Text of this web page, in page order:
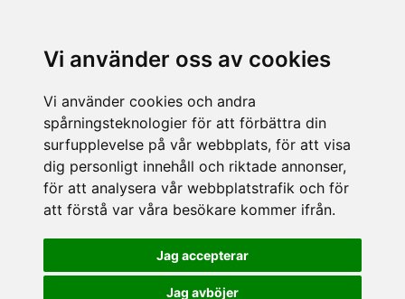
Vi använder oss av cookies
Vi använder cookies och andra
spårningsteknologier för att förbättra din
surfupplevelse på vår webbplats, för att visa
dig personligt innehåll och riktade annonser,
för att analysera vår webbplatstrafik och för
att förstå var våra besökare kommer ifrån.
Jag accepterar
Jag avböjer